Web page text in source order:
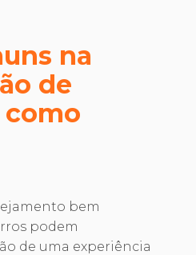
na
de
como
bem
podem
de uma experiência